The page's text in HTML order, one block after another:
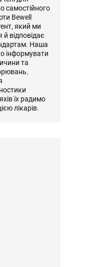
самостійного
Bewell
який ми
відповідає
Наша
інформувати
та
їх радимо
лікарів.